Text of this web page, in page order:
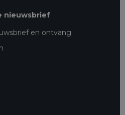
nieuwsbrief
en ontvang